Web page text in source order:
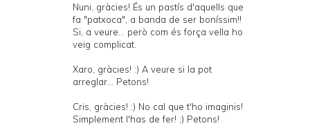
Nuni, gràcies! És un pastís d'aquells que
fa "patxoca", a banda de ser boníssim!!
Si, a veure... però com és força vella ho
veig complicat.
Xaro, gràcies! :) A veure si la pot
arreglar... Petons!
Cris, gràcies! :) No cal que t'ho imaginis!
Simplement l'has de fer! ;) Petons!